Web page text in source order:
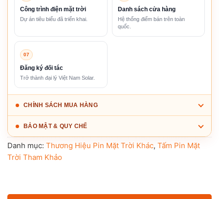
Công trình điện mặt trời
Dự án tiêu biểu đã triển khai.
Danh sách cửa hàng
Hệ thống điểm bán trên toàn
quốc.
07
Đăng ký đối tác
Trở thành đại lý Việt Nam Solar.
CHÍNH SÁCH MUA HÀNG
BẢO MẬT & QUY CHẾ
Danh mục: Thương Hiệu Pin Mặt Trời Khác, Tấm Pin Mặt
Trời Tham Khảo